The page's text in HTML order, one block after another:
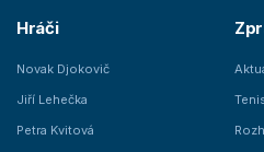
Hráči
Novak Djokovič
Jiří Lehečka
Petra Kvitová